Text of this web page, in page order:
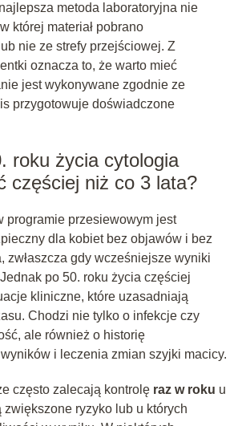
metoda laboratoryjna nie
której materiał pobrano
nie ze strefy przejściowej. Z
oznacza to, że warto mieć
jest wykonywane zgodnie ze
przygotowuje doświadczone
roku życia cytologia
częściej niż co 3 lata?
programie przesiewowym jest
dla kobiet bez objawów i bez
zwłaszcza gdy wcześniejsze wyniki
Jednak po 50. roku życia częściej
kliniczne, które uzasadniają
Chodzi nie tylko o infekcje czy
ale również o historię
i leczenia zmian szyjki macicy.
często zalecają kontrolę raz w roku u
zwiększone ryzyko lub u których